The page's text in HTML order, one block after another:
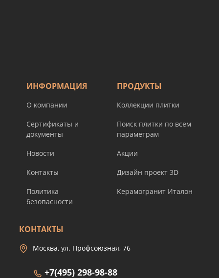
ИНФОРМАЦИЯ
О компании
Сертификаты и
документы
Новости
Контакты
Политика
безопасности
ПРОДУКТЫ
Коллекции плитки
Поиск плитки по всем
параметрам
Акции
Дизайн проект 3D
Керамогранит Италон
КОНТАКТЫ
Москва, ул. Профсоюзная, 76
+7(495) 298-98-88